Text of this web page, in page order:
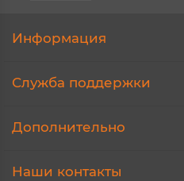
Информация
Служба поддержки
Дополнительно
Наши контакты